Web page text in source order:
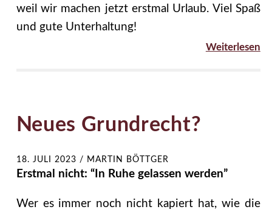
weil wir machen jetzt erstmal Urlaub. Viel Spaß
und gute Unterhaltung!
Weiterlesen
Neues Grundrecht?
18. JULI 2023 / MARTIN BÖTTGER
Erstmal nicht: “In Ruhe gelassen werden”
Wer es immer noch nicht kapiert hat, wie die